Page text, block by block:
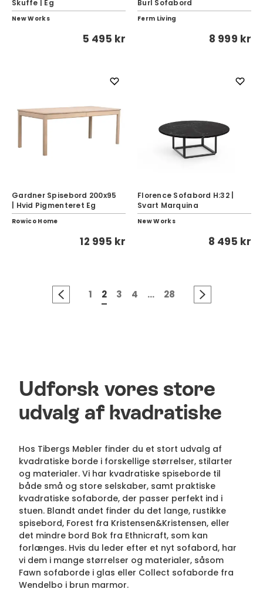
Skuffe | Eg
New Works
5 495 kr
Burl Sofabord
Ferm Living
8 999 kr
Gardner Spisebord 200x95
| Hvid Pigmenteret Eg
Rowico Home
12 995 kr
Florence Sofabord H:32 |
Svart Marquina
New Works
8 495 kr
1 2 3 4 ... 28
Udforsk vores store
udvalg af kvadratiske
Hos Tibergs Møbler finder du et stort udvalg af
kvadratiske borde i forskellige størrelser, stilarter
og materialer. Vi har kvadratiske spiseborde til
både små og store selskaber, samt praktiske
kvadratiske sofaborde, der passer perfekt ind i
stuen. Blandt andet finder du det lange, rustikke
spisebord, Forest fra Kristensen&Kristensen, eller
det mindre bord Bok fra Ethnicraft, som kan
forlænges. Hvis du leder efter et nyt sofabord, har
vi dem i mange størrelser og materialer, såsom
Fawn sofaborde i glas eller Collect sofaborde fra
Wendelbo i brun marmor.